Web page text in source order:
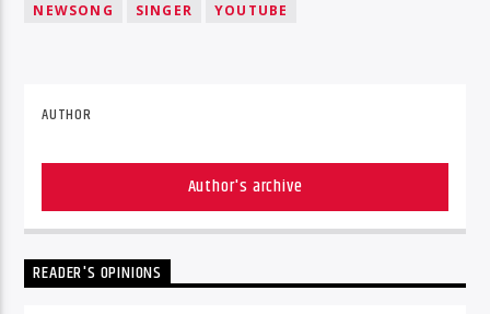
NEWSONG
SINGER YOUTUBE
AUTHOR
Author's archive
READER'S OPINIONS